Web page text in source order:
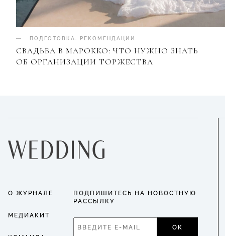
ПОДГОТОВКА. РЕКОМЕНДАЦИИ
СВАДЬБА В МАРОККО: ЧТО НУЖНО ЗНАТЬ
ОБ ОРГАНИЗАЦИИ ТОРЖЕСТВА
О ЖУРНАЛЕ
МЕДИАКИТ
ПОДПИШИТЕСЬ НА НОВОСТНУЮ
РАССЫЛКУ
ОК